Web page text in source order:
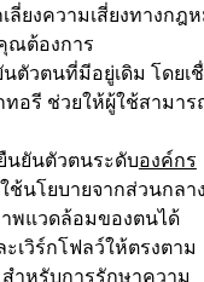
ลี่ยงความเสี่ยงทางกฎ
ณต้องการ
ตัวตนที่มีอยู่เดิม โดยเ
ทอรี ช่วยให้ผู้ใช้สามาร
นยันตัวตนระดับองค์กร
ช้นโยบายจากส่วนกลา
พแวดล้อมของตนได้
เวิร์กโฟลว์ให้ตรงตาม
หรับการรักษาความ